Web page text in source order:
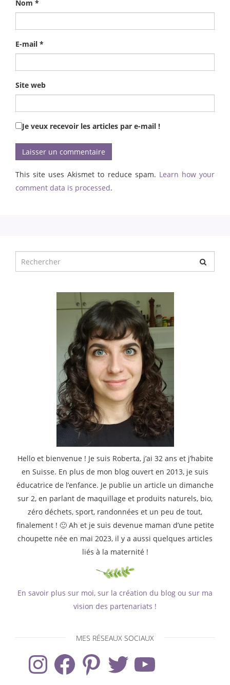
Nom *
E-mail *
Site web
Je veux recevoir les articles par e-mail !
This site uses Akismet to reduce spam. Learn how your
comment data is processed.
pour
Hello et bienvenue ! Je suis Roberta, j’ai 32 ans et j’habite
en Suisse. En plus de mon blog ouvert en 2013, je suis
éducatrice de l’enfance. Je publie un article un dimanche
sur 2, en parlant de maquillage et produits naturels, bio,
zéro déchets, sport, randonnées et un peu de tout,
finalement ! 🙂 Ah et je suis devenue maman d’une petite
choupette née en mai 2023, il y a aussi quelques articles
liés à la maternité !
En savoir plus sur moi, sur la création du blog ou sur ma
vision des partenariats !
MES RÉSEAUX SOCIAUX
InstagramFacebook Pinterest Twitter